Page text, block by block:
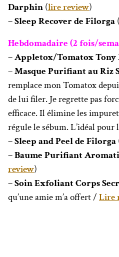
Darphin (lire review)
– Sleep Recover de Filorga (
Hebdomadaire (2 fois/
– Appletox/Tomatox
–Masque Purifiant au Riz
remplace mon Tomatox
de lui filer. Je regrette pas
efficace. Il élimine les
régule le sébum. L’idéal pour
– Sleep and Peel de Filorga
– Baume Purifiant
review)
– Soin Exfoliant Corps
qu’une amie m’a offert / Lire